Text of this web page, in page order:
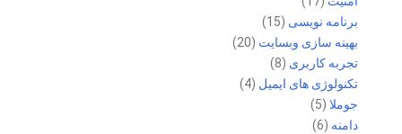
برنامه نویسی (15)
بهینه سازی وبسایت (20)
تجربه کاربری (8)
تکنولوژی های ایمیل (4)
جوملا (5)
دامنه (6)